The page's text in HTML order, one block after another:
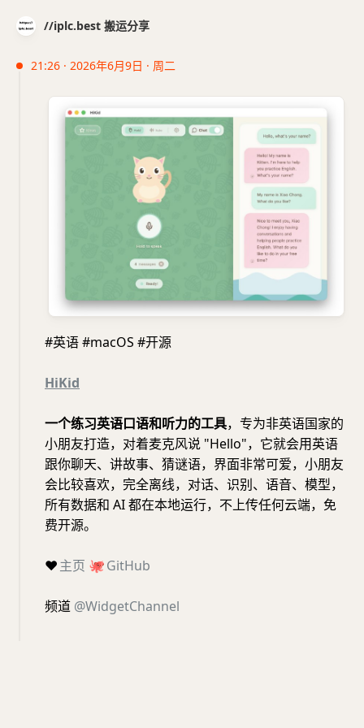
//iplc.best 搬运分享
21:26 · 2026年6月9日 · 周二
#英语 #macOS #开源
HiKid
一个练习英语口语和听力的工具，专为非英语国家的
小朋友打造，对着麦克风说 "Hello"，它就会用英语
跟你聊天、讲故事、猜谜语，界面非常可爱，小朋友
会比较喜欢，完全离线，对话、识别、语音、模型，
所有数据和 AI 都在本地运行，不上传任何云端，免
费开源。
❤️主页 🐙GitHub
频道 @WidgetChannel